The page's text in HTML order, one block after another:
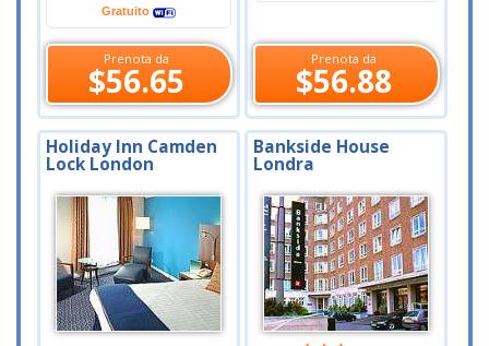
Gratuito
Prenota da
$56.65
Prenota da
$56.88
Holiday Inn Camden
Lock London
Bankside House
Londra